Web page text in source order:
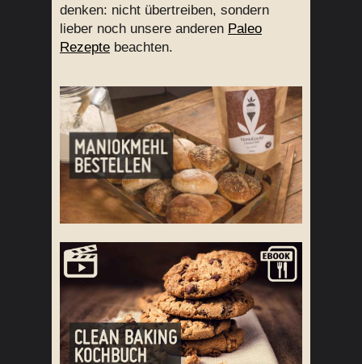
denken: nicht übertreiben, sondern
lieber noch unsere anderen Paleo
Rezepte beachten.